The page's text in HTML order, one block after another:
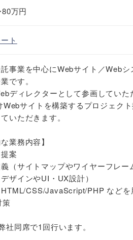
万円
ト
事業を中心にWebサイト／Web
です。
ディレクターとして参画していた
Webサイトを構築するプロジェク
いただきます。
業務内容】
案
義（サイトマップやワイヤーフレー
ザインやUI・UX設計）
HTML/CSS/JavaScript/PHP などを
策
社同席で1回行います。